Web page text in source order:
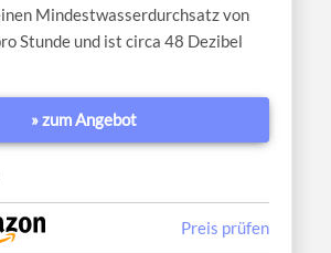
Mindestwasserdurchsatz von
Stunde und ist circa 48 Dezibel
» zum Angebot
Preis prüfen